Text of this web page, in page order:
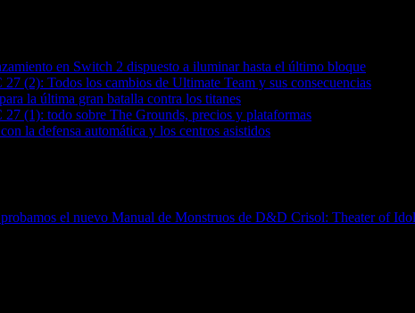
en Switch 2 dispuesto a iluminar hasta el último bloque
(2): Todos los cambios de Ultimate Team y sus consecuencias
la última gran batalla contra los titanes
(1): todo sobre The Grounds, precios y plataformas
la defensa automática y los centros asistidos
el nuevo Manual de Monstruos de D&D Crisol: Theater of